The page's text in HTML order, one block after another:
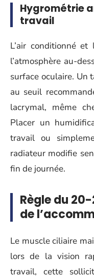
Hygrométrie
travail
L’air conditionné
l’atmosphère au-
surface oculaire. Un
au seuil
lacrymal, même
Placer un
travail ou
radiateur modifie
fin de journée.
Règle du
de
Le muscle ciliaire
lors de la vision
travail, cette